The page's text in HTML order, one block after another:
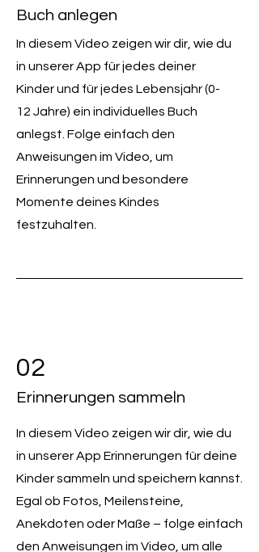
Buch anlegen
In diesem Video zeigen wir dir, wie du
in unserer App für jedes deiner
Kinder und für jedes Lebensjahr (0-
12 Jahre) ein individuelles Buch
anlegst. Folge einfach den
Anweisungen im Video, um
Erinnerungen und besondere
Momente deines Kindes
festzuhalten.
02
Erinnerungen sammeln
In diesem Video zeigen wir dir, wie du
in unserer App Erinnerungen für deine
Kinder sammeln und speichern kannst.
Egal ob Fotos, Meilensteine,
Anekdoten oder Maße – folge einfach
den Anweisungen im Video, um alle